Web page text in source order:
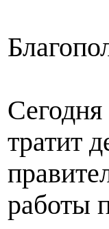
тратит
работы